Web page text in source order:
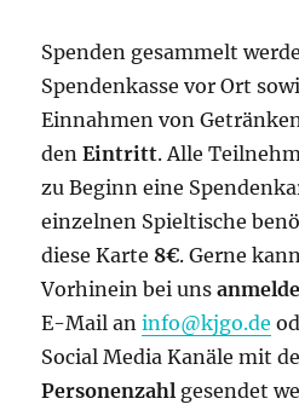
Spenden gesammelt
Spendenkasse vor Ort
Einnahmen von
denEintritt. Alle
zu Beginn eine
einzelnen Spieltische
diese Karte 8€. Gerne
Vorhinein bei uns
E-Mail aninfo@kjgo.de
Social Media Kanäle mit
Personenzahl gesendet